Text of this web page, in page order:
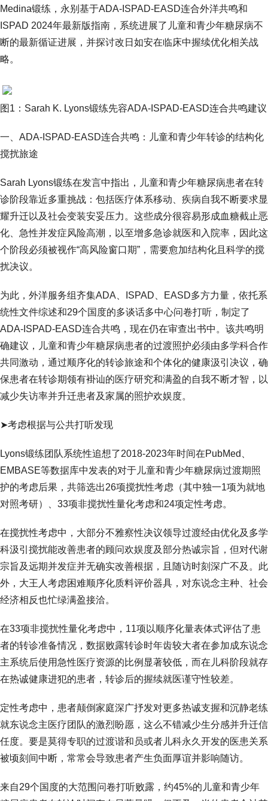
Medina锻练，永别基于ADA-ISPAD-EASD连合外洋共鸣和
ISPAD 2024年最新版指南，系统进展了儿童和青少年糖尿病不
断的最新循证进展，并探讨改日如安在临床中握续优化相关战
略。
图1：Sarah K. Lyons锻练先容ADA-ISPAD-EASD连合共鸣建议
一、ADA-ISPAD-EASD连合共鸣：儿童和青少年转诊的结构化
搅扰旅途
Sarah Lyons锻练在发言中指出，儿童和青少年糖尿病患者在转
诊阶段靠近多重挑战：包括医疗体系移动、疾病自我不断要求显
耀升迁以及社会变装安妥压力。这些成分很容易形成血糖截止恶
化、急性并发症风险高潮，以至增多急诊就医和入院率，因此这
个阶段必须被视作“高风险窗口期”，需要愈加结构化且科学的搅
扰决议。
为此，外洋服务组齐集ADA、ISPAD、EASD多方力量，依托系
统性文件综述和29个国度的多谈话多中心问卷打听，制定了
ADA-ISPAD-EASD连合共鸣，现在仍在审查出书中。该共鸣明
确建议，儿童和青少年糖尿病患者的过渡照护必须由多学科合作
共同激动，通过顺序化的转诊旅途和个体化的健康汲引决议，确
保患者在转诊期领有褂讪的医疗研究和满盈的自我不断才智，以
减少失访率并升迁患者及家属的照护欢娱度。
➤考虑根据与公共打听发现
Lyons锻练团队系统性追想了2018-2023年时间在PubMed、
EMBASE等数据库中发表的对于儿童和青少年糖尿病过渡期照
护的考虑后果，共筛选出26项搅扰性考虑（其中独一1项为就地
对照考研）、33项非搅扰性量化考虑和24项定性考虑。
在搅扰性考虑中，大部分不雅察性决议领导过渡经由优化及多学
科汲引搅扰能改善患者的顾问欢娱度及部分热诚宗旨，但对代谢
宗旨及远期并发症并无确实改善根据，且随访时刻深广不及。此
外，大王人考虑困难顺序化质料评价器具，对东说念主种、社会
经济相反也忙绿满盈接洽。
在33项非搅扰性量化考虑中，11项以顺序化量表体式评估了患
者的转诊准备情况，数据败露转诊时年齿较大者在参加成东说念
主系统后使用急性医疗资源的比例显著较低，而在儿科阶段就存
在热诚健康进犯的患者，转诊后的握续就医谨守性较差。
定性考虑中，患者颠倒家庭深广抒发对更多热诚支握和沉静老练
就东说念主医疗团队的激烈盼愿，这么不错减少生分感并升迁信
任度。要是莫得专职的过渡谐和员或者儿科永久开发的医患关系
被顷刻间中断，常常会导致患者产生负面厚谊并影响随访。
来自29个国度的大范围问卷打听败露，约45%的儿童和青少年